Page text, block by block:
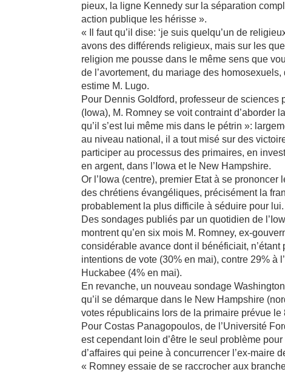
pieux, la ligne Kennedy sur la séparation
action publique les hérisse ».
« Il faut qu’il dise: ‘je suis quelqu’un de
avons des différends religieux, mais sur les
religion me pousse dans le même sens que
de l’avortement, du mariage des
estime M. Lugo.
Pour Dennis Goldford, professeur de sciences
(Iowa), M. Romney se voit contraint d’aborder
qu’il s’est lui même mis dans le pétrin »:
au niveau national, il a tout misé sur des
participer au processus des primaires, en
en argent, dans l’Iowa et le New Hampshire.
Or l’Iowa (centre), premier Etat à se prononcer
des chrétiens évangéliques, précisément la
probablement la plus difficile à séduire pour lui.
Des sondages publiés par un quotidien de
montrent qu’en six mois M. Romney, ex-
considérable avance dont il bénéficiait,
intentions de vote (30% en mai), contre 29% à
Huckabee (4% en mai).
En revanche, un nouveau sondage
qu’il se démarque dans le New Hampshire
votes républicains lors de la primaire prévue le
Pour Costas Panagopoulos, de l’Université
est cependant loin d’être le seul problème
d’affaires qui peine à concurrencer l’ex-maire
« Romney essaie de se raccrocher aux